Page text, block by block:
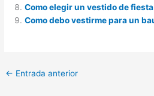
Como elegir un vestido de
Como debo vestirme para un
← Entrada anterior